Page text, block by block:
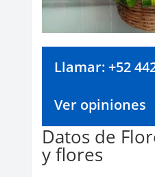
Llamar: +52
Ver opiniones
Datos de
y flores